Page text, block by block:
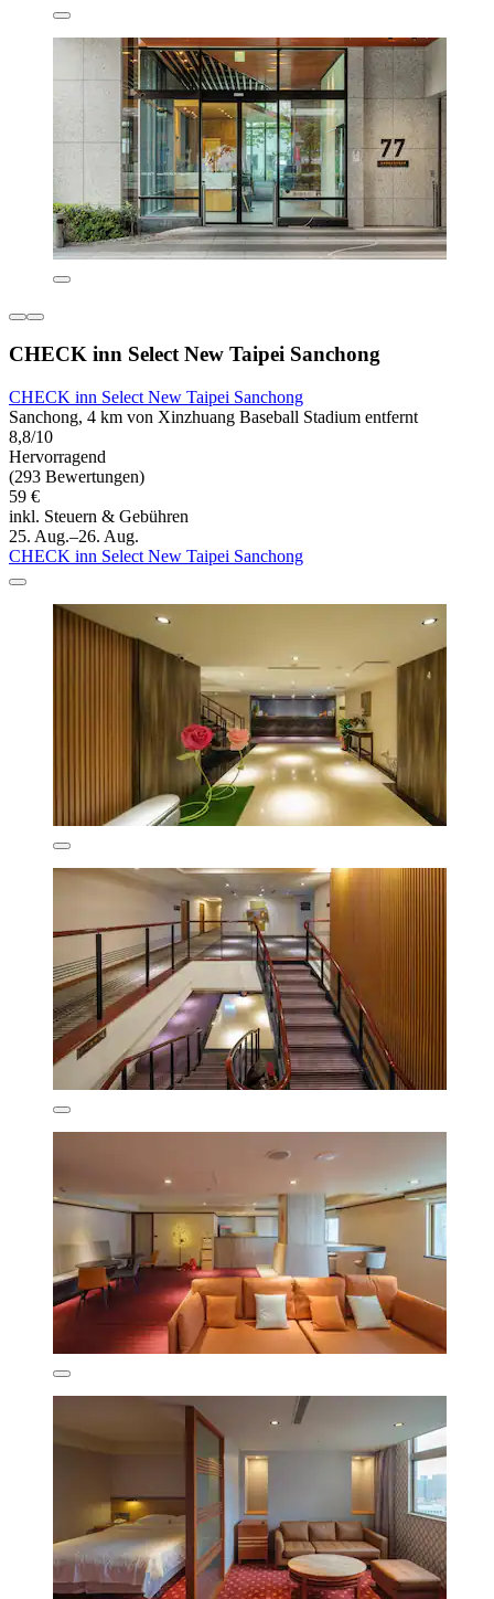
CHECK inn Select New Taipei Sanchong
CHECK inn Select New Taipei Sanchong
Sanchong, 4 km von Xinzhuang Baseball Stadium entfernt
8,8/10
Hervorragend
(293 Bewertungen)
59 €
inkl. Steuern & Gebühren
25. Aug.–26. Aug.
CHECK inn Select New Taipei Sanchong